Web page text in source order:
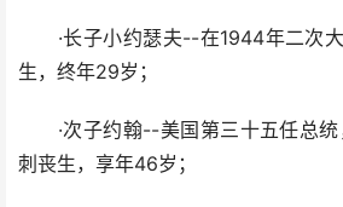
·长子小约瑟夫--在1944年二次大
生，终年29岁；
·次子约翰--美国第三十五任总统
刺丧生，享年46岁；